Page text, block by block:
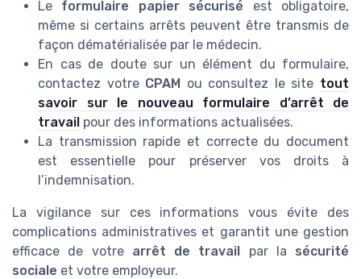
Le formulaire papier sécurisé est obligatoire,
même si certains arrêts peuvent être transmis de
façon dématérialisée par le médecin.
En cas de doute sur un élément du formulaire,
contactez votre CPAM ou consultez le site tout
savoir sur le nouveau formulaire d’arrêt de
travail pour des informations actualisées.
La transmission rapide et correcte du document
est essentielle pour préserver vos droits à
l’indemnisation.
La vigilance sur ces informations vous évite des
complications administratives et garantit une gestion
efficace de votre arrêt de travail par la sécurité
sociale et votre employeur.